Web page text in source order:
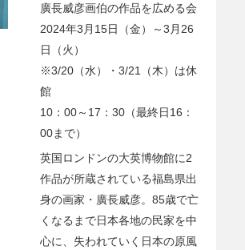
廣長威彦画伯の作品を広める会
2024年3月15日（金）～3月26
日（火）
※3/20（水）・3/21（木）は休
館
10：00～17：30（最終日16：
00まで）
英国ロンドンの大英博物館に2
作品が所蔵されている福島県出
身の画家・廣長威彦。85歳で亡
くなるまで日本各地の民家を中
心に、失われていく日本の原風